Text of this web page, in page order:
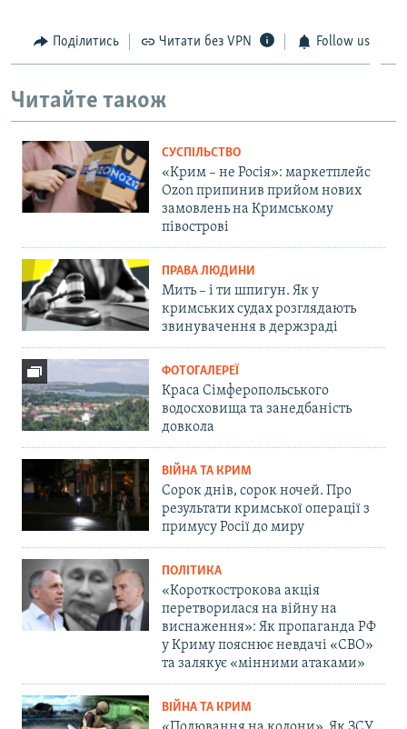
Поділитись Читати без VPN Follow us
Читайте також
СУСПІЛЬСТВО
«Крим – не Росія»: маркетплейс
Ozon припинив прийом нових
замовлень на Кримському
півострові
ПРАВА ЛЮДИНИ
Мить – і ти шпигун. Як у
кримських судах розглядають
звинувачення в держзраді
ФОТОГАЛЕРЕЇ
Краса Сімферопольського
водосховища та занедбаність
довкола
ВІЙНА ТА КРИМ
Сорок днів, сорок ночей. Про
результати кримської операції з
примусу Росії до миру
ПОЛІТИКА
«Короткострокова акція
перетворилася на війну на
виснаження»: Як пропаганда РФ
у Криму пояснює невдачі «СВО»
та залякує «мінними атаками»
ВІЙНА ТА КРИМ